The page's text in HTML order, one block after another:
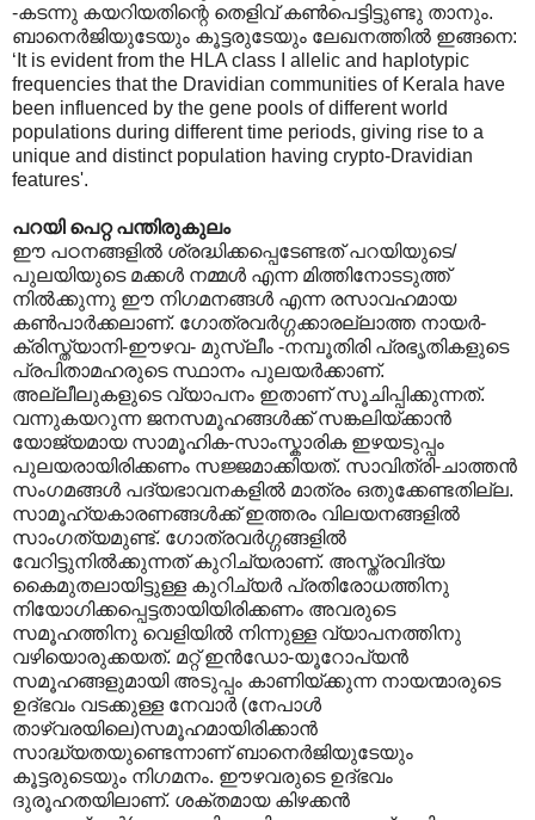
-കടന്നു കയറിയതിന്റെ തെളിവ് കണ്‍പെട്ടിട്ടുണ്ടു താനും.
ബാനെര്‍ജിയുടേയും കൂട്ടരുടേയും ലേഖനത്തില്‍ ഇങ്ങനെ:
‘It is evident from the HLA class I allelic and haplotypic
frequencies that the Dravidian communities of Kerala have
been influenced by the gene pools of different world
populations during different time periods, giving rise to a
unique and distinct population having crypto-Dravidian
features'.
പറയി പെറ്റ പന്തിരുകുലം
ഈ പഠനങ്ങളില്‍ ശ്രദ്ധിക്കപ്പെടേണ്ടത് പറയിയുടെ/
പുലയിയുടെ മക്കള്‍ നമ്മള്‍ എന്ന മിത്തിനോടടുത്ത്
നില്‍ക്കുന്നു ഈ നിഗമനങ്ങള്‍ എന്ന രസാവഹമായ
കണ്‍പാര്‍ക്കലാണ്. ഗോത്രവര്‍ഗ്ഗക്കാരല്ലാത്ത നായര്‍-
ക്രിസ്ത്യാനി-ഈഴവ- മുസ്ലീം -നമ്പൂതിരി പ്രഭൃതികളുടെ
പ്രപിതാമഹരുടെ സ്ഥാനം പുലയര്‍ക്കാണ്.
അല്ലീലുകളുടെ വ്യാപനം ഇതാണ് സൂചിപ്പിക്കുന്നത്.
വന്നുകയറുന്ന ജനസമൂഹങ്ങള്‍ക്ക് സങ്കലിയ്ക്കാന്‍
യോജ്യമായ സാമൂഹിക-സാംസ്കാരിക ഇഴയടുപ്പം
പുലയരായിരിക്കണം സജ്ജമാക്കിയത്. സാവിത്രി-ചാത്തന്‍
സംഗമങ്ങള്‍ പദ്യഭാവനകളില്‍‍ മാത്രം ഒതുക്കേണ്ടതില്ല.
സാമൂഹ്യകാരണങ്ങള്‍ക്ക് ഇത്തരം വിലയനങ്ങളില്‍
സാംഗത്യമുണ്ട്. ഗോത്രവര്‍ഗ്ഗങ്ങളില്‍
വേറിട്ടുനില്‍ക്കുന്നത് കുറിച്യരാണ്. അസ്ത്രവിദ്യ
കൈമുതലായിട്ടുള്ള കുറിച്യര്‍ പ്രതിരോധത്തിനു
നിയോഗിക്കപ്പെട്ടതായിയിരിക്കണം അവരുടെ
സമൂഹത്തിനു വെളിയില്‍ നിന്നുള്ള വ്യാപനത്തിനു
വഴിയൊരുക്കയത്. മറ്റ് ഇന്‍ഡോ-യൂറോപ്യന്‍
സമൂഹങ്ങളുമായി അടുപ്പം കാണിയ്ക്കുന്ന നായന്മാരുടെ
ഉദ്ഭവം വടക്കുള്ള നേവാര്‍ (നേപാള്‍
താഴ്വരയിലെ)സമൂഹമായിരിക്കാന്‍
സാദ്ധ്യതയുണ്ടെന്നാണ് ബാനെര്‍ജിയുടേയും
കൂട്ടരുടെയും നിഗമനം. ഈഴവരുടെ ഉദ്ഭവം
ദുരൂഹതയിലാണ്. ശക്തമായ കിഴക്കന്‍